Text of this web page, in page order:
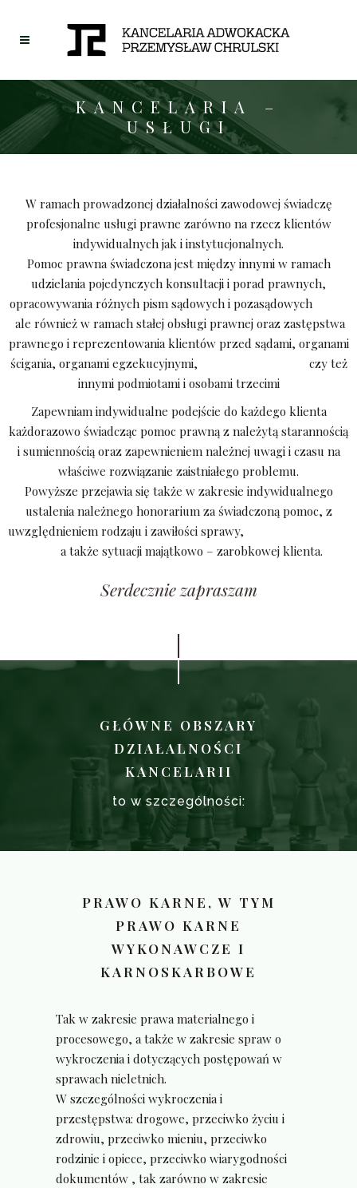
KANCELARIA –
USŁUGI
W ramach prowadzonej działalności zawodowej świadczę
profesjonalne usługi prawne zarówno na rzecz klientów
indywidualnych jak i instytucjonalnych.
Pomoc prawna świadczona jest między innymi w ramach
udzielania pojedynczych konsultacji i porad prawnych,
opracowywania różnych pism sądowych i pozasądowych
ale również w ramach stałej obsługi prawnej oraz zastępstwa
prawnego i reprezentowania klientów przed sądami, organami
ścigania, organami egzekucyjnymi, czy też
innymi podmiotami i osobami trzecimi
Zapewniam indywidualne podejście do każdego klienta
każdorazowo świadcząc pomoc prawną z należytą starannością
i sumiennością oraz zapewnieniem należnej uwagi i czasu na
właściwe rozwiązanie zaistniałego problemu.
Powyższe przejawia się także w zakresie indywidualnego
ustalenia należnego honorarium za świadczoną pomoc, z
uwzględnieniem rodzaju i zawiłości sprawy,
a także sytuacji majątkowo – zarobkowej klienta.
Serdecznie zapraszam
GŁÓWNE OBSZARY
DZIAŁALNOŚCI
KANCELARII
to w szczególności:
PRAWO KARNE, W TYM
PRAWO KARNE
WYKONAWCZE I
KARNOSKARBOWE
Tak w zakresie prawa materialnego i
procesowego, a także w zakresie spraw o
wykroczenia i dotyczących postępowań w
sprawach nieletnich.
W szczególności wykroczenia i
przestępstwa: drogowe, przeciwko życiu i
zdrowiu, przeciwko mieniu, przeciwko
rodzinie i opiece, przeciwko wiarygodności
dokumentów , tak zarówno w zakresie